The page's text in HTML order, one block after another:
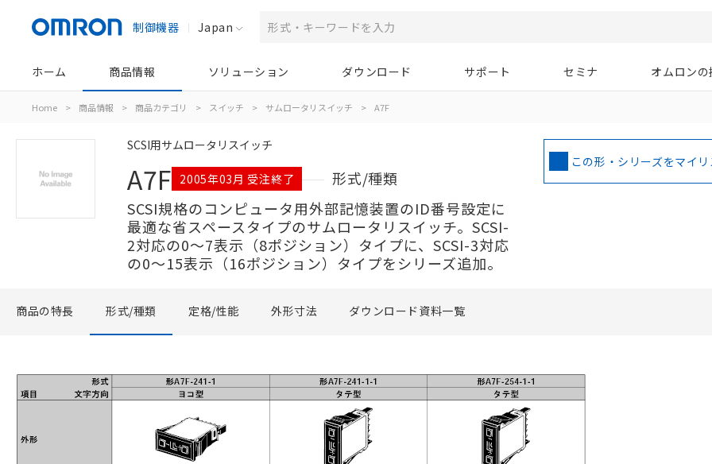
制御機器 Japan
ホーム 商品情報 ソリューション ダウンロード サポート セミナ オムロン
Home > 商品情報 > 商品カテゴリ > スイッチ > サムロータリスイッチ > A7F
SCSI用サムロータリスイッチ
A7F 2005年03月 受注終了
形式/種類
SCSI規格のコンピュータ用外部記憶装置のID番号設定に
最適な省スペースタイプのサムロータリスイッチ。SCSI-
2対応の0～7表示（8ポジション）タイプに、SCSI-3対応
の0～15表示（16ポジション）タイプをシリーズ追加。
この形・シリーズをマイ
商品の特長 形式/種類 定格/性能 外形寸法 ダウンロード資料一覧